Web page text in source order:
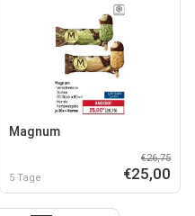
Magnum
5 Tage
€26,75
€25,00